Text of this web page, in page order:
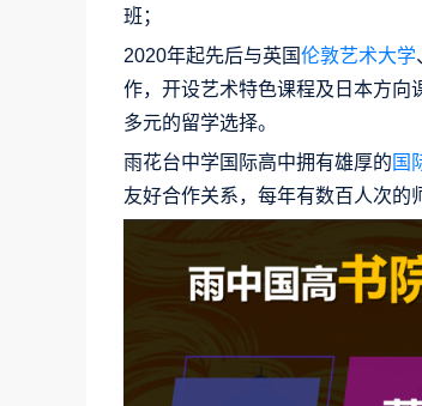
班；
2020年起先后与英国伦敦艺术大学
作，开设艺术特色课程及日本方向
多元的留学选择。
雨花台中学国际高中拥有雄厚的 国
友好合作关系，每年有数百人次的